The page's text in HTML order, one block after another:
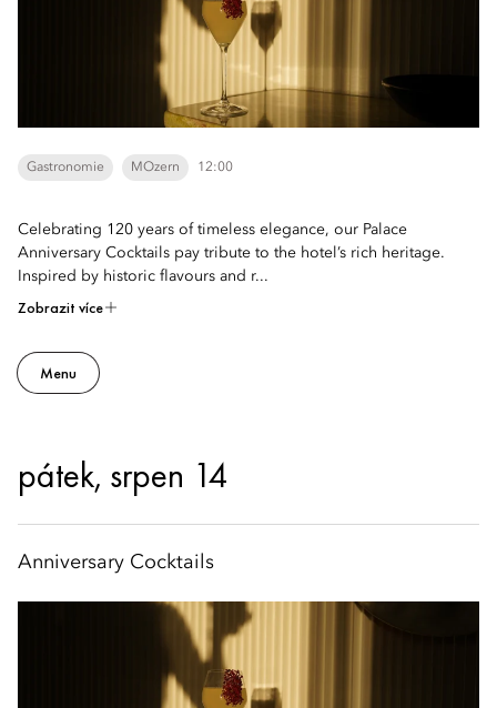
Gastronomie MOzern 12:00
Celebrating 120 years of timeless elegance, our Palace
Anniversary Cocktails pay tribute to the hotel’s rich heritage.
Inspired by historic flavours and r...
Zobrazit více
Menu
pátek, srpen 14
Anniversary Cocktails